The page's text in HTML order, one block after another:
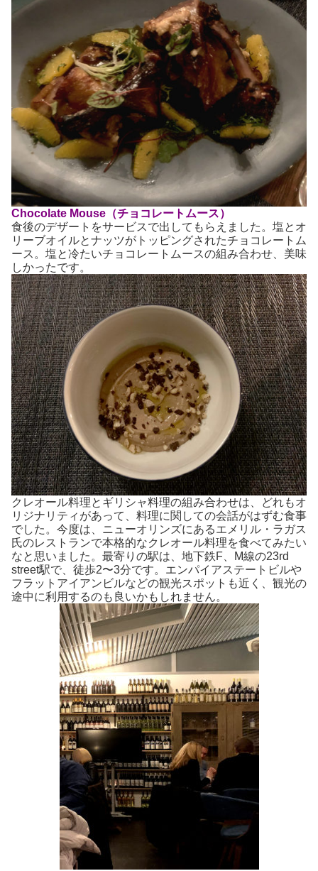
Chocolate Mouse（チョコレートムース）
食後のデザートをサービスで出してもらえました。塩とオ
リーブオイルとナッツがトッピングされたチョコレートム
ース。塩と冷たいチョコレートムースの組み合わせ、美味
しかったです。
クレオール料理とギリシャ料理の組み合わせは、どれもオ
リジナリティがあって、料理に関しての会話がはずむ食事
でした。今度は、ニューオリンズにあるエメリル・ラガス
氏のレストランで本格的なクレオール料理を食べてみたい
なと思いました。最寄りの駅は、地下鉄F、M線の23rd
street駅で、徒歩2〜3分です。エンパイアステートビルや
フラットアイアンビルなどの観光スポットも近く、観光の
途中に利用するのも良いかもしれません。